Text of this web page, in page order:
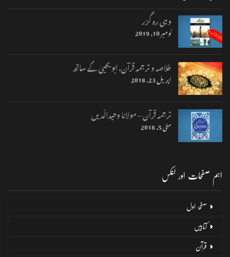
وہی رہ گزر
نومبر 10, 2019
خلاصہ و ترجمہ قرآن، ابو یحییٰ کے ساتھ
اپریل 23, 2018
ترجمہ قرآن – مولانا وحیدالّدیں
مئی 5, 2018
اہم صفحات اور لنکس
صفحۂ اول
کتابیں
قرآن